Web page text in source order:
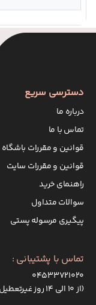
دسترسی سریع
درباره ما
تماس با ما
قوانین و مقررات
قوانین و مقررات سایت
راهنمای خرید
سوالات متداول
پیگیری مرسوله پستی
تماس با پشتیبانی :
۰۴۵۳۳۷۲۱۰۲۰
(از ۱۰ الی ۱۴ روز غیرتعطیل)